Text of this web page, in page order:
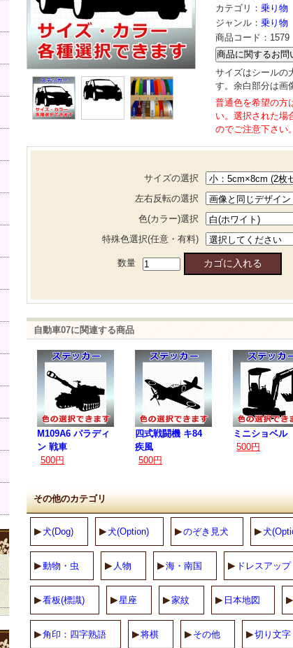
カテゴリ： 乗り物
ジャンル： 乗り物
商品コード： 1579
サイズはシールの
す。余白部分は画
普通色を希望の方
い。選択された場
のでご注意下さい。
サイズの選択
左右反転の選択
色(カラー)選択
特殊色選択(任意・有料)
数量
自動車07に関連する商品
M109A6 パラディ
ン 戦車
500円
四式戦闘機 キ84
疾風
500円
ミニショベル
500円
その他のカテゴリ
犬(Dog) 犬(Option) のぞき見犬 犬
動物・虫 人物 海・南国 ドレスアップ
看板(標識) 星座 家紋 日本地図
角印：四字熟語 将棋 その他 切り文